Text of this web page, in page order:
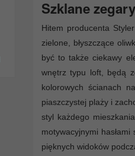
Szklane
Hitem producenta
zielone, błyszczące
być to także ciekawy
wnętrz typu loft, będą
kolorowych ścianach
piaszczystej plaży i
styl każdego
motywacyjnymi
pięknych widoków